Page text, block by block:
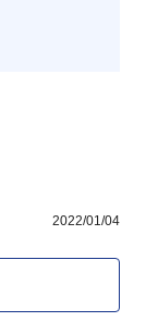
2022/01/04